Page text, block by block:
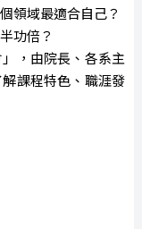
領域最適合自己？
功倍？
，由院長、各系主
課程特色、職涯發